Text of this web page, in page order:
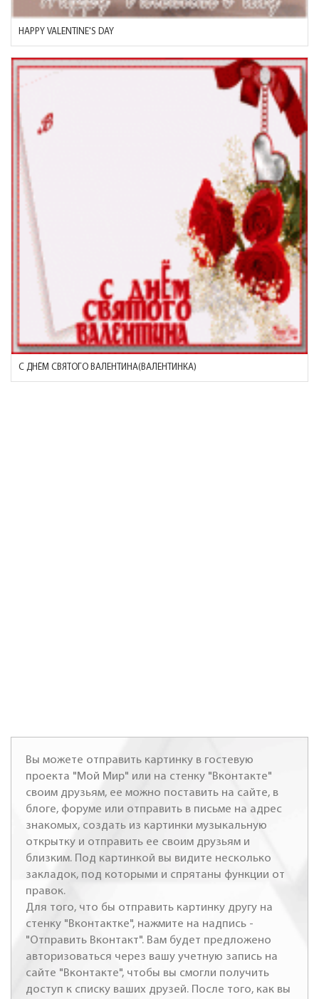
HAPPY VALENTINE'S DAY
С ДНЁМ СВЯТОГО ВАЛЕНТИНА(ВАЛЕНТИНКА)
Вы можете отправить картинку в гостевую
проекта "Мой Мир" или на стенку "Вконтакте"
своим друзьям, ее можно поставить на сайте, в
блоге, форуме или отправить в письме на адрес
знакомых, создать из картинки музыкальную
открытку и отправить ее своим друзьям и
близким. Под картинкой вы видите несколько
закладок, под которыми и спрятаны функции от
правок.
Для того, что бы отправить картинку другу на
стенку "Вконтактке", нажмите на надпись -
"Отправить Вконтакт". Вам будет предложено
авторизоваться через вашу учетную запись на
сайте "Вконтакте", чтобы вы смогли получить
доступ к списку ваших друзей. После того, как вы